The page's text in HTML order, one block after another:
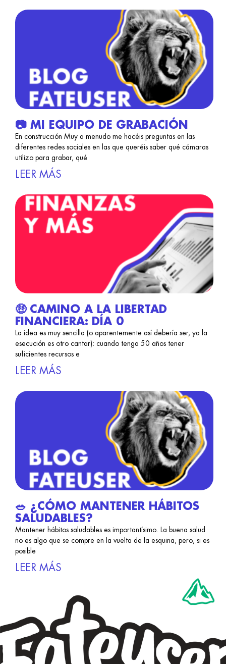
📷 MI EQUIPO DE GRABACIÓN
En construcción Muy a menudo me hacéis preguntas en las
diferentes redes sociales en las que queréis saber qué cámaras
utilizo para grabar, qué
LEER MÁS
🤑 CAMINO A LA LIBERTAD
FINANCIERA: DÍA 0
La idea es muy sencilla (o aparentemente así debería ser, ya la
esecución es otro cantar): cuando tenga 50 años tener
suficientes recursos e
LEER MÁS
🥗 ¿CÓMO MANTENER HÁBITOS
SALUDABLES?
Mantener hábitos saludables es importantísimo. La buena salud
no es algo que se compre en la vuelta de la esquina, pero, si es
posible
LEER MÁS